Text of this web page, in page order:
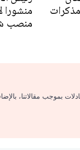
ومذكرات
منصب
بموجب مقالاتنا،